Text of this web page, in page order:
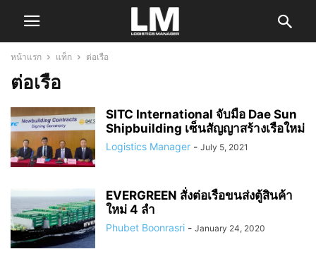
หน้าแรก แท็ก ต่อเรือ
ต่อเรือ
SITC International จับมือ Dae Sun
Shipbuilding เซ็นสัญญาสร้างเรือใหม่
Logistics Manager - July 5, 2021
EVERGREEN สั่งต่อเรือขนส่งตู้สินค้า
ใหม่ 4 ลำ
Phubet Boonrasri - January 24, 2020